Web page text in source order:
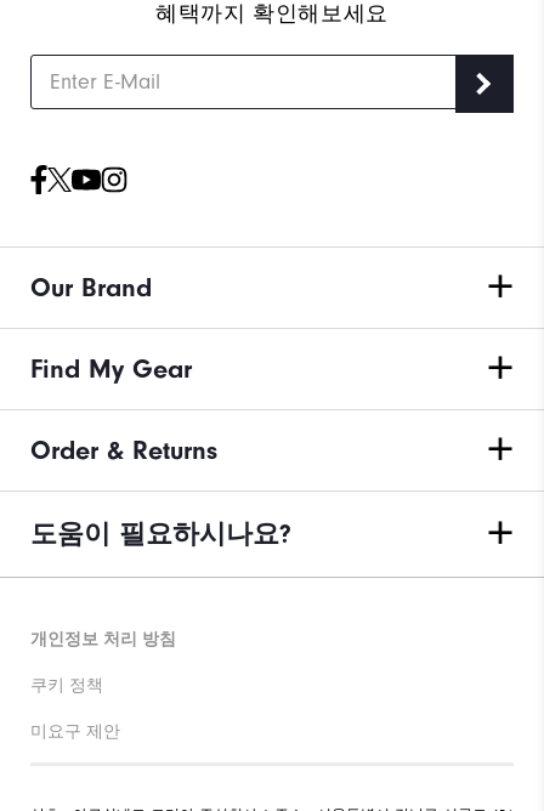
혜택까지 확인해보세요
Our Brand
Find My Gear
Order & Returns
도움이 필요하시나요?
개인정보 처리 방침
쿠키 정책
미요구 제안